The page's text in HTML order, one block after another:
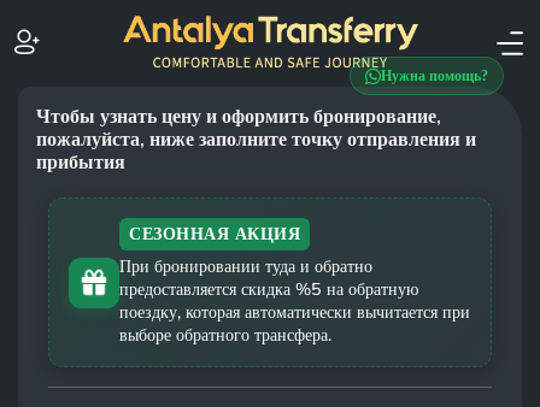
Нужна помощь?
Чтобы узнать цену и оформить бронирование,
пожалуйста, ниже заполните точку отправления и
прибытия
СЕЗОННАЯ АКЦИЯ
При бронировании туда и обратно
предоставляется скидка %5 на обратную
поездку, которая автоматически вычитается при
выборе обратного трансфера.